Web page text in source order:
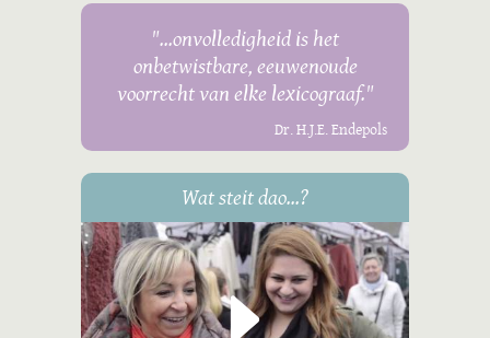
"...onvolledigheid is het
onbetwistbare, eeuwenoude
voorrecht van elke lexicograaf."
Dr. H.J.E. Endepols
Wat steit dao...?